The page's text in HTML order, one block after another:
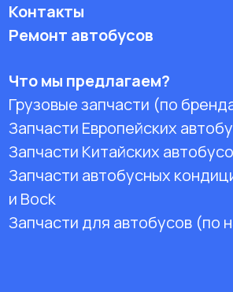
Контакты
Ремонт автобусов
Что мы предлагаем?
Грузовые запчасти (по
Запчасти Европейских
Запчасти Китайских
Запчасти автобусных
и Bock
Запчасти для автобусов (по